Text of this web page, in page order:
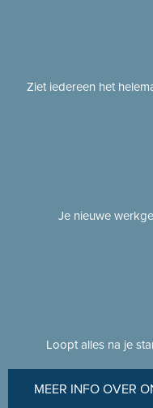
Ziet iedereen het
Je nieuwe
Loopt alles na je
MEER INFO OVER